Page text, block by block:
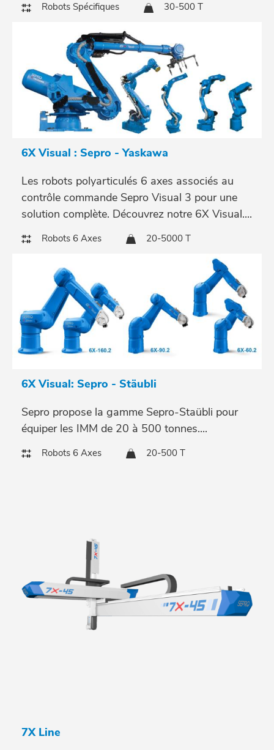
Robots Spécifiques 30-500 T
6X Visual : Sepro - Yaskawa
Les robots polyarticulés 6 axes associés au
contrôle commande Sepro Visual 3 pour une
solution complète. Découvrez notre 6X Visual....
Robots 6 Axes 20-5000 T
6X Visual: Sepro - Stäubli
Sepro propose la gamme Sepro-Staübli pour
équiper les IMM de 20 à 500 tonnes....
Robots 6 Axes 20-500 T
7X Line